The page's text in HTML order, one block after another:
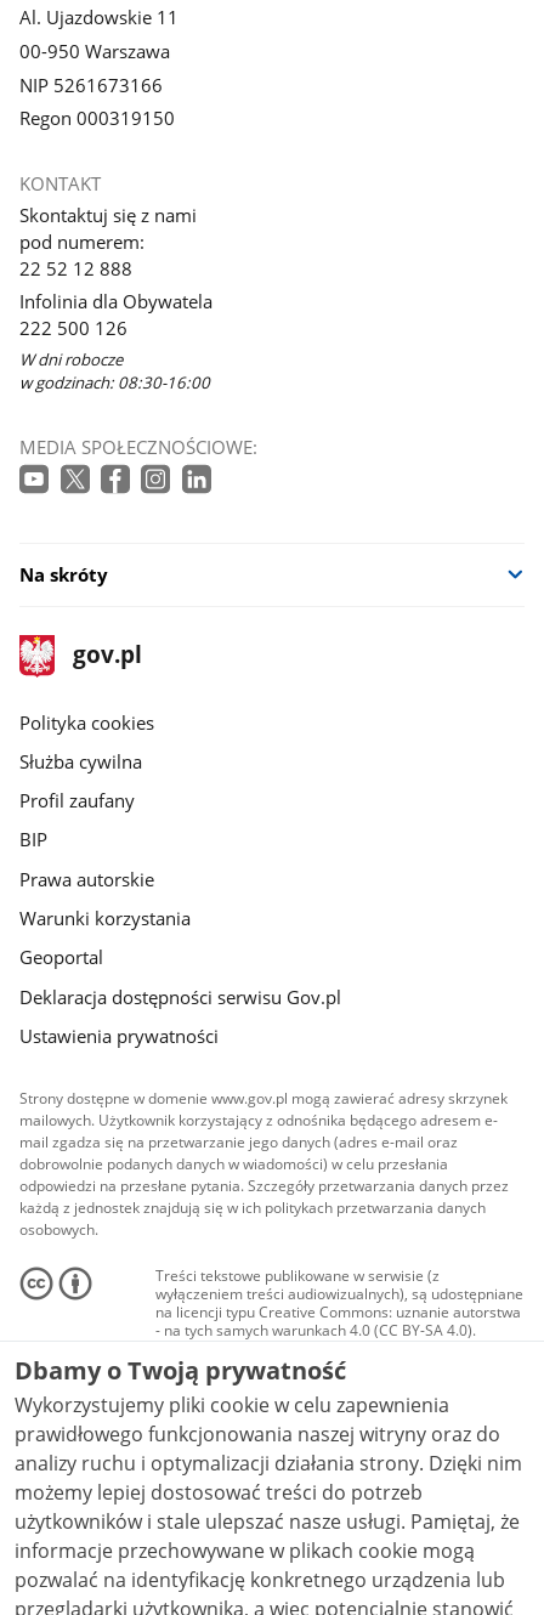
Al. Ujazdowskie 11
00-950 Warszawa
NIP 5261673166
Regon 000319150
KONTAKT
Skontaktuj się z nami
pod numerem:
22 52 12 888
Infolinia dla Obywatela
222 500 126
W dni robocze
w godzinach: 08:30-16:00
MEDIA SPOŁECZNOŚCIOWE:
Na skróty
stopka
gov.pl
Strona
gov.pl
gov.pl
Polityka cookies
Służba cywilna
Profil zaufany
BIP
Prawa autorskie
Warunki korzystania
Geoportal
Deklaracja dostępności serwisu Gov.pl
Ustawienia prywatności
Strony dostępne w domenie www.gov.pl mogą zawierać adresy skrzynek
mailowych. Użytkownik korzystający z odnośnika będącego adresem e-
mail zgadza się na przetwarzanie jego danych (adres e-mail oraz
dobrowolnie podanych danych w wiadomości) w celu przesłania
odpowiedzi na przesłane pytania. Szczegóły przetwarzania danych przez
każdą z jednostek znajdują się w ich politykach przetwarzania danych
osobowych.
Treści tekstowe publikowane w serwisie (z
wyłączeniem treści audiowizualnych), są udostępniane
na licencji typu Creative Commons: uznanie autorstwa
- na tych samych warunkach 4.0 (CC BY-SA 4.0).
Materiały audiowizualne, w tym zdjęcia, materiały
audio i wideo, są udostępniane na licencji typu
Creative Commons: uznanie autorstwa użycie
niekomercyjne - bez utworów zależnych 4.0 (CC BY-
NC-ND 4.0), o ile nie jest to stwierdzone inaczej.
Dbamy o Twoją prywatność
Wykorzystujemy pliki cookie w celu zapewnienia
prawidłowego funkcjonowania naszej witryny oraz do
analizy ruchu i optymalizacji działania strony. Dzięki nim
możemy lepiej dostosować treści do potrzeb
użytkowników i stale ulepszać nasze usługi. Pamiętaj, że
informacje przechowywane w plikach cookie mogą
pozwalać na identyfikację konkretnego urządzenia lub
przeglądarki użytkownika, a więc potencjalnie stanowić